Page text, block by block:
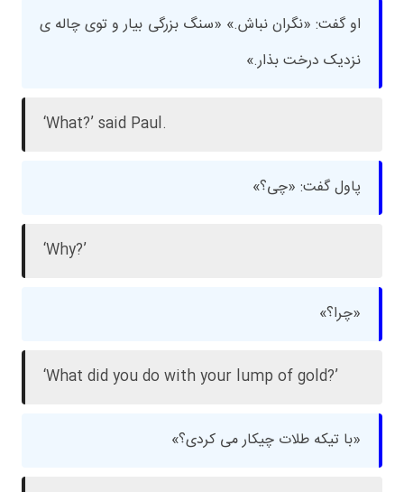
او گفت: «نگران نباش.» «سنگ بزرگی بیار و توی چاله ی
نزدیک درخت بذار.»
‘What?’ said Paul.
پاول گفت: «چی؟»
‘Why?’
«چرا؟»
‘What did you do with your lump of gold?’
«با تیکه طلات چیکار می کردی؟»